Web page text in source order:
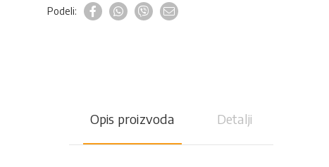
Podeli:
Opis proizvoda Detalji